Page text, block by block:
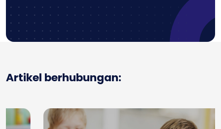
Artikel berhubungan: